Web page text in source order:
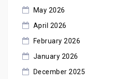
May 2026
April 2026
February 2026
January 2026
December 2025